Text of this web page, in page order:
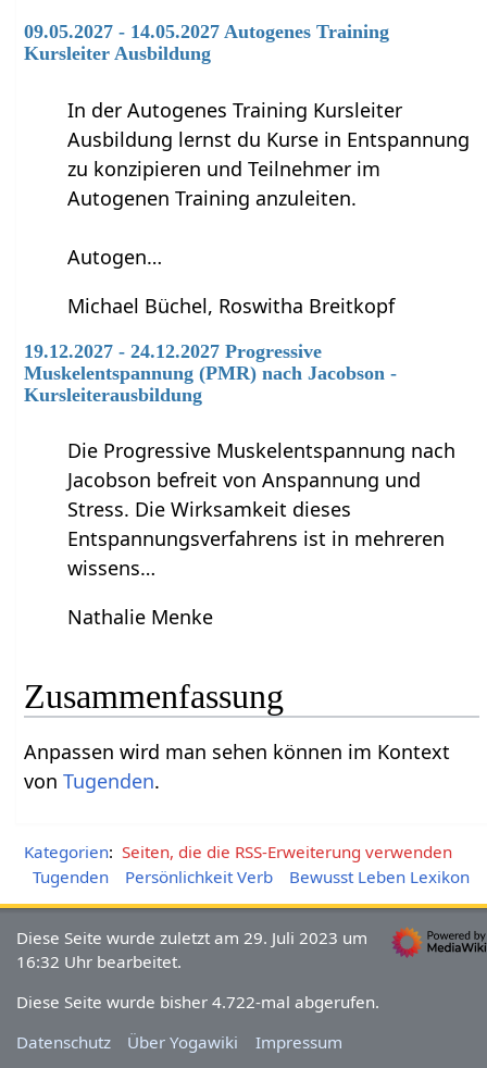
09.05.2027 - 14.05.2027 Autogenes Training
Kursleiter Ausbildung
In der Autogenes Training Kursleiter
Ausbildung lernst du Kurse in Entspannung
zu konzipieren und Teilnehmer im
Autogenen Training anzuleiten.
Autogen…
Michael Büchel, Roswitha Breitkopf
19.12.2027 - 24.12.2027 Progressive
Muskelentspannung (PMR) nach Jacobson -
Kursleiterausbildung
Die Progressive Muskelentspannung nach
Jacobson befreit von Anspannung und
Stress. Die Wirksamkeit dieses
Entspannungsverfahrens ist in mehreren
wissens…
Nathalie Menke
Zusammenfassung
Anpassen‏‎ wird man sehen können im Kontext
vonTugenden.
Kategorien: Seiten, die die RSS-Erweiterung verwenden
Tugenden
Persönlichkeit Verb Bewusst Leben Lexikon
Diese Seite wurde zuletzt am 29. Juli 2023 um
16:32 Uhr bearbeitet.
Diese Seite wurde bisher 4.722-mal abgerufen.
Datenschutz
Über Yogawiki Impressum